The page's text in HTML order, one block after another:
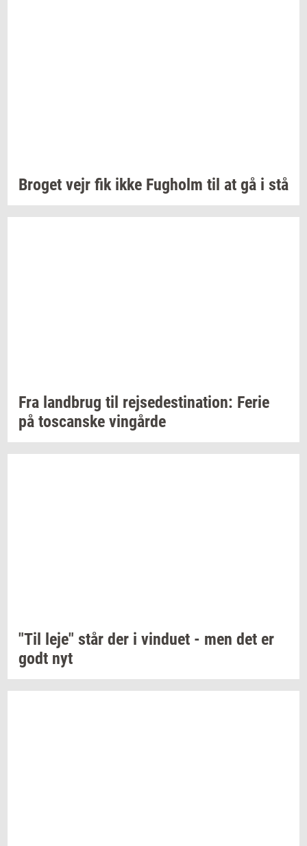
Bro­get vejr fik ikke Fug­holm til at gå i stå
Fra land­brug til rej­se­desti­na­tion: Ferie
på toscan­ske vin­går­de
"Til leje" står der i vin­du­et - men det er
godt nyt